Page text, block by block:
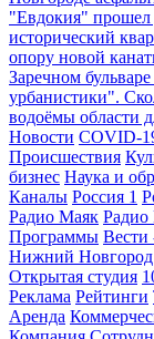
"Евдокия" прошел
исторический
опору новой
Заречном бульваре
урбанистики".
водоёмы области
Новости COVID-
Происшествия
бизнес Наука и
Каналы Россия 1
Радио Маяк Радио
Программы Вести
Нижний Новгород
Открытая студия
Реклама Рейтинги
Аренда